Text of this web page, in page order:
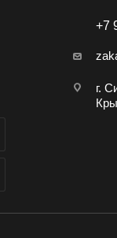
+7
г.